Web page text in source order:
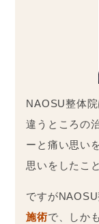
NAOSU整体
違うところの
ーと痛い思い
思いをしたこ
ですが
施術で、しかも